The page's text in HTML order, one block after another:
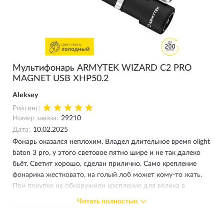
Мультифонарь ARMYTEK WIZARD C2 PRO
MAGNET USB XHP50.2
Aleksey
Рейтинг:
Номер заказа: 29210
Дата: 10.02.2025
Фонарь оказался неплохим. Владел длительное время olight
baton 3 pro, у этого световое пятно шире и не так далеко
бьёт. Светит хорошо, сделан прилично. Само крепление
фонарика жестковато, на голый лоб может кому-то жать.
При покупке не обнаружили крепление для велика в
коробке, продавец решил на месте - всё отлично. Фонарь
Читать полностью